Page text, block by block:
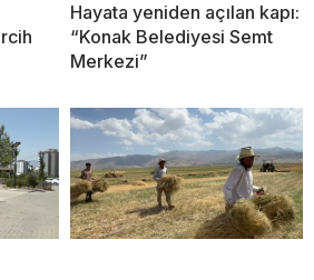
Hayata yeniden açılan kapı:
“Konak Belediyesi Semt
Merkezi”